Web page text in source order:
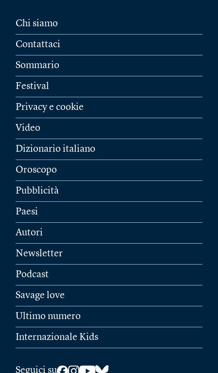
Chi siamo
Contattaci
Sommario
Festival
Privacy e cookie
Video
Dizionario italiano
Oroscopo
Pubblicità
Paesi
Autori
Newsletter
Podcast
Savage love
Ultimo numero
Internazionale Kids
Seguici su